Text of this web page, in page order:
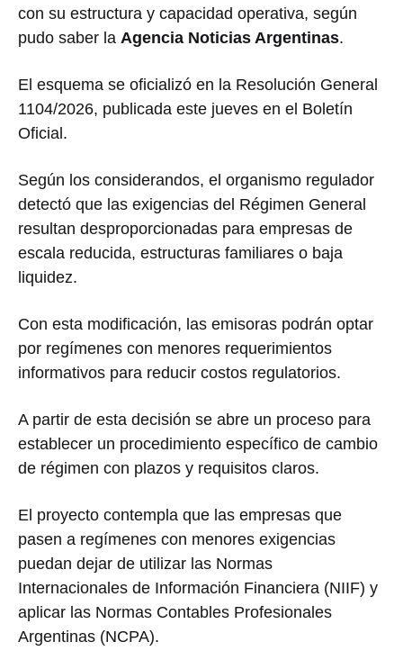
con su estructura y capacidad operativa, según
pudo saber la Agencia Noticias Argentinas.
El esquema se oficializó en la Resolución General
1104/2026, publicada este jueves en el Boletín
Oficial.
Según los considerandos, el organismo regulador
detectó que las exigencias del Régimen General
resultan desproporcionadas para empresas de
escala reducida, estructuras familiares o baja
liquidez.
Con esta modificación, las emisoras podrán optar
por regímenes con menores requerimientos
informativos para reducir costos regulatorios.
A partir de esta decisión se abre un proceso para
establecer un procedimiento específico de cambio
de régimen con plazos y requisitos claros.
El proyecto contempla que las empresas que
pasen a regímenes con menores exigencias
puedan dejar de utilizar las Normas
Internacionales de Información Financiera (NIIF) y
aplicar las Normas Contables Profesionales
Argentinas (NCPA).